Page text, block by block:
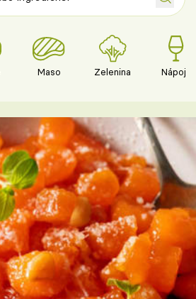
Maso Zelenina Nápoje